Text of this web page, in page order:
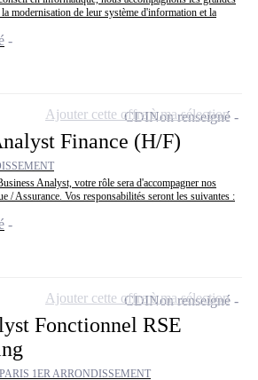
modernisation de leur système d'information et la
Finance (H/F)
Analyst, votre rôle sera d'accompagner nos
/ Assurance. Vos responsabilités seront les suivantes :
CDINon renseigné
Ajouter cette offre à ma sélection
Fonctionnel RSE
1ER ARRONDISSEMENT
CDINon renseigné
Ajouter cette offre à ma sélection